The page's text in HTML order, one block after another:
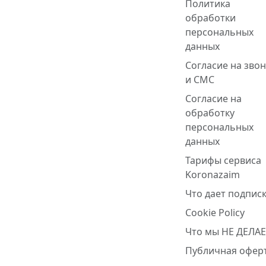
Политика
обработки
персональных
данных
Согласие на
и СМС
Согласие на
обработку
персональных
данных
Тарифы сервиса
Koronazaim
Что дает
Cookie Policy
Что мы НЕ
Публичная